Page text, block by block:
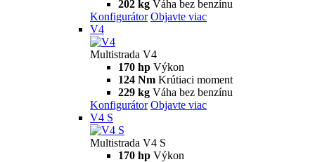
Multistrada
V2